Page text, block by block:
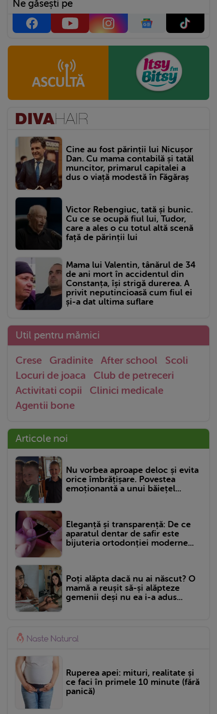
Ne găsești pe
Cine au fost părinții lui Nicușor
Dan. Cu mama contabilă și tatăl
muncitor, primarul capitalei a
dus o viață modestă în Făgăraș
Victor Rebengiuc, tată și bunic.
Cu ce se ocupă fiul lui, Tudor,
care a ales o cu totul altă scenă
față de părinții lui
Mama lui Valentin, tânărul de 34
de ani mort în accidentul din
Constanța, își strigă durerea. A
privit neputincioasă cum fiul ei
și-a dat ultima suflare
Util pentru mămici
Crese Gradinite After school
Scoli
Locuri de joaca
Club de petreceri
Activitati copii
Clinici medicale
Agentii bone
Articole noi
Nu vorbea aproape deloc și evita
orice îmbrățișare. Povestea
emoționantă a unui băiețel...
Eleganță și transparență: De ce
aparatul dentar de safir este
bijuteria ortodonției moderne...
Poți alăpta dacă nu ai născut? O
mamă a reușit să-și alăpteze
gemenii deși nu ea i-a adus...
Ruperea apei: mituri, realitate și
ce faci în primele 10 minute (fără
panică)